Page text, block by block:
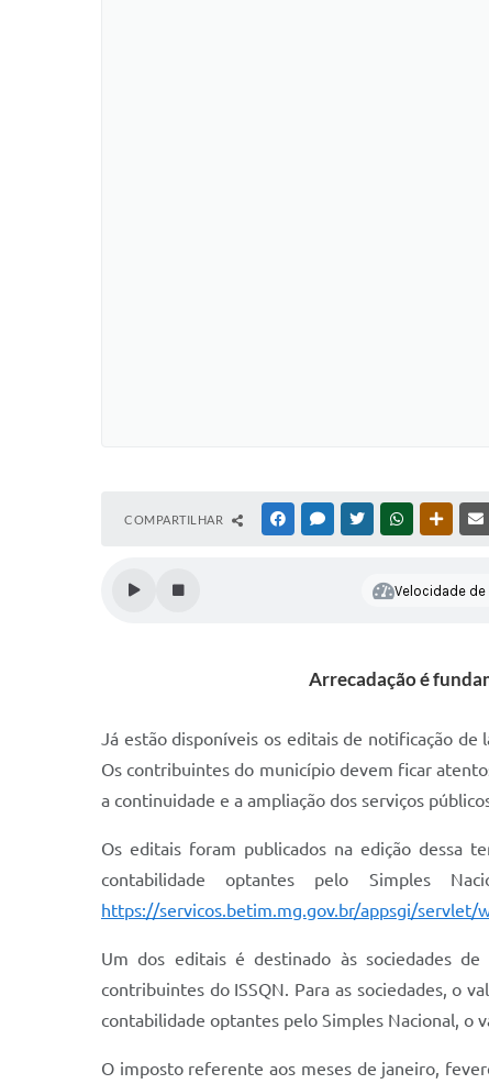
COMPARTILHAR FACEBOOKMESSENGER
TWITTERWHATSAPP
Velocidade de
Arrecadação é
Já estão disponíveis os editais de notificação
Os contribuintes do município devem ficar
a continuidade e a ampliação dos serviços
Os editais foram publicados na edição dessa
contabilidade optantes pelo Simples
https://servicos.betim.mg.gov.br/appsgi/servlet/
Um dos editais é destinado às sociedades
contribuintes do ISSQN. Para as sociedades, o
contabilidade optantes pelo Simples Nacional, o
O imposto referente aos meses de janeiro,